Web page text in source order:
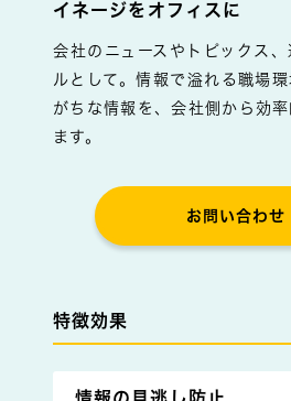
イネージをオフィスに
会社のニュースやトピックス
ルとして。情報で溢れる職場
がちな情報を、会社側から効
ます。
お問い合わせ
特徴効果